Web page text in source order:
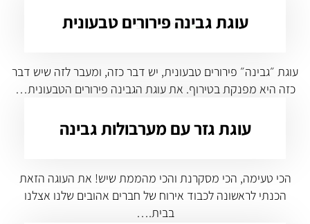
עוגת גבינה פירורים טבעונית
עוגת ״גבינה״ פירורים טבעונית, יש דבר כזה, ומעבר לזה שיש דבר
כזה היא מפנקת בטירוף. את עוגת הגבינה פירורים הטבעונית…
עוגת גזר עם מערבולות גבינה
הכי טעימה, הכי מסקרנת והכי מהממת שיש! את העוגה הזאת
הכנתי לראשונה לכבוד אירוח של חברים אהובים שלנו אצלנו
בבית.…